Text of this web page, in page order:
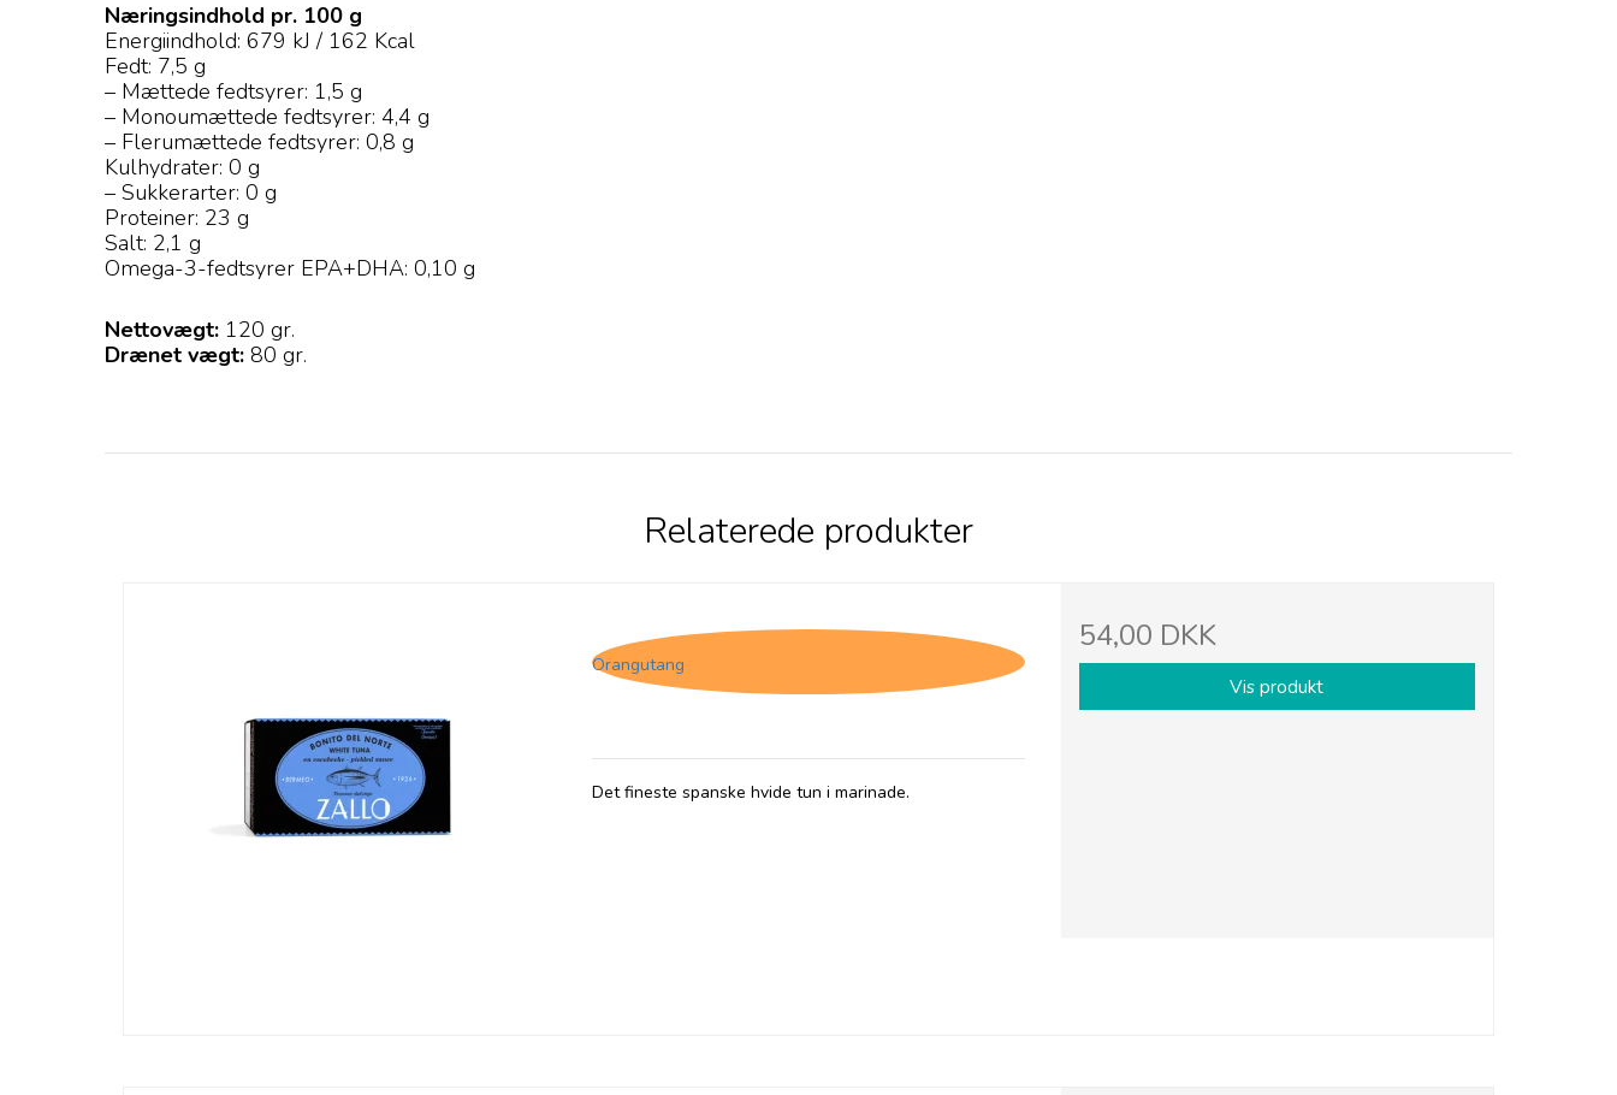
Næringsindhold pr. 100 g
Energiindhold: 679 kJ / 162 Kcal
Fedt: 7,5 g
– Mættede fedtsyrer: 1,5 g
– Monoumættede fedtsyrer: 4,4 g
– Flerumættede fedtsyrer: 0,8 g
Kulhydrater: 0 g
– Sukkerarter: 0 g
Proteiner: 23 g
Salt: 2,1 g
Omega-3-fedtsyrer EPA+DHA: 0,10 g
Nettovægt: 120 gr.
Drænet vægt: 80 gr.
Relaterede produkter
Orangutang
Det fineste spanske hvide tun i marinade.
54,00 DKK
Vis produkt